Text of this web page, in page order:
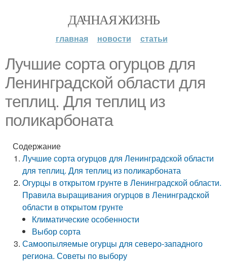
ДАЧНАЯ ЖИЗНЬ
главная новости статьи
Лучшие сорта огурцов для
Ленинградской области для
теплиц. Для теплиц из
поликарбоната
Содержание
Лучшие сорта огурцов для Ленинградской области
для теплиц. Для теплиц из поликарбоната
Огурцы в открытом грунте в Ленинградской области.
Правила выращивания огурцов в Ленинградской
области в открытом грунте
Климатические особенности
Выбор сорта
Самоопыляемые огурцы для северо-западного
региона. Советы по выбору